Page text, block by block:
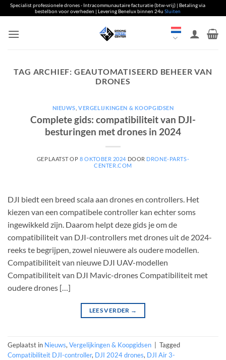
Specialist professionele drones - Intracommunautaire facturatie (btw-vrij) | Betaling via
bestelbon voor overheden | Levering Benelux binnen 24u Sluiten
naar
TAG ARCHIEF: GEAUTOMATISEERD BEHEER VAN
DRONES
NIEUWS ,VERGELIJKINGEN & KOOPGIDSEN
Complete gids: compatibiliteit van DJI-
besturingen met drones in 2024
GEPLAATST OP8 OKTOBER 2024 DOOR DRONE-PARTS-
CENTER.COM
DJI biedt een breed scala aan drones en controllers. Het
kiezen van een compatibele controller kan echter soms
ingewikkeld zijn. Daarom helpt deze gids je om de
compatibiliteit van DJI-controllers met drones uit de 2024-
reeks te begrijpen, zowel nieuwere als oudere modellen.
Compatibiliteit van nieuwe DJI UAV-modellen
Compatibiliteit van DJI Mavic-drones Compatibiliteit met
oudere drones […]
LEES VERDER →
Geplaatst in Nieuws, Vergelijkingen & Koopgidsen
Tagged
Compatibiliteit DJI-controller, DJI 2024 drones, DJI Air 3-